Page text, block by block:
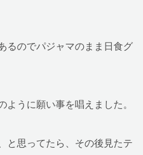
るのでパジャマのまま日食グ
うに願い事を唱えました。
と思ってたら、その後見たテ